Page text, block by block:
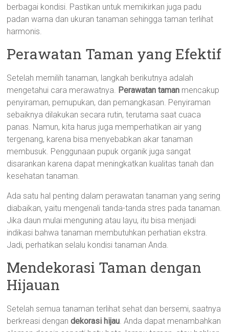
berbagai kondisi. Pastikan untuk memikirkan juga padu
padan warna dan ukuran tanaman sehingga taman terlihat
harmonis.
Perawatan Taman yang Efektif
Setelah memilih tanaman, langkah berikutnya adalah
mengetahui cara merawatnya. Perawatan taman mencakup
penyiraman, pemupukan, dan pemangkasan. Penyiraman
sebaiknya dilakukan secara rutin, terutama saat cuaca
panas. Namun, kita harus juga memperhatikan air yang
tergenang, karena bisa menyebabkan akar tanaman
membusuk. Penggunaan pupuk organik juga sangat
disarankan karena dapat meningkatkan kualitas tanah dan
kesehatan tanaman.
Ada satu hal penting dalam perawatan tanaman yang sering
diabaikan, yaitu mengenali tanda-tanda stres pada tanaman.
Jika daun mulai menguning atau layu, itu bisa menjadi
indikasi bahwa tanaman membutuhkan perhatian ekstra.
Jadi, perhatikan selalu kondisi tanaman Anda.
Mendekorasi Taman dengan
Hijauan
Setelah semua tanaman terlihat sehat dan bersemi, saatnya
berkreasi dengandekorasi hijau. Anda dapat menambahkan